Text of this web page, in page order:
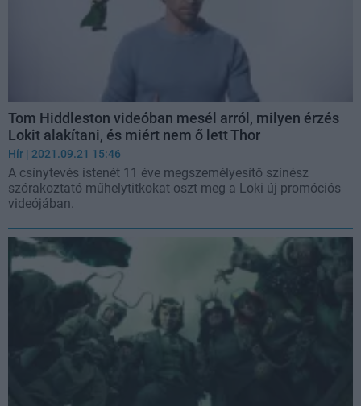
Tom Hiddleston videóban mesél arról, milyen érzés
Lokit alakítani, és miért nem ő lett Thor
Hír | 2021.09.21 15:46
A csínytevés istenét 11 éve megszemélyesítő színész
szórakoztató műhelytitkokat oszt meg a Loki új promóciós
videójában.